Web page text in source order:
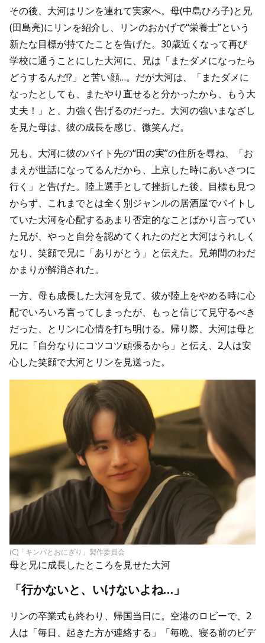
その後、大河はリンを連れて実家へ。母(中島ひろ子)と兄
(田島亮)にリンを紹介し、リンのおかげで“栄養士”という
新たな目標が持てたことを告げた。30歳近くなって再び
学校に通うことにした大河に、兄は「またダメになったら
どうするんだ!?」と苦い顔…。だが大河は、「またダメに
なったとしても、またやり直せると分かったから、もう大
丈夫！」と、力強く告げるのだった。大河の強いまなざし
を見た母は、彼の成長を感じ、微笑んだ。
兄も、大河に彼のバイト先の“田の実”の住所を尋ね、「お
まえが世話になってるんだから、上京した時にあいさつに
行く」と告げた。陸上選手として挫折した後、目標も見つ
からず、これまでとは全く別ジャンルの居酒屋でバイトし
ていた大河を心配するあまり否定的なことばかり言ってい
た兄が、やっと自分を認めてくれたのだと大河はうれしく
なり、笑顔で兄に「ありがとう」と伝えた。兄弟間のわだ
かまりが解消された。
一方、母も成長した大河を見て、彼が陸上をやめる時に心
配でいろいろ言ってしまったが、もっと信じて見守るべき
だった、とリンに心情を打ち明ける。帰り際、大河は母と
兄に「自分なりにコツコツ頑張るから」と伝え、2人は安
心した笑顔で大河とリンを見送った。
(C)「キンパとおにぎり」製作委員会
母と兄に成長したところを見せた大河
「行かないと、いけないよね…」
リンの卒業式も終わり、帰国当日に。空港のロビーで、2
人は「毎日、起きた方が連絡する」「毎晩、寝る前のビデ